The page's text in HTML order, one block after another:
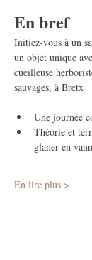
En bref
Initiez-vous à un
un objet unique
cueilleuse
sauvages, à Bretx
Une journée
Théorie et
glaner en
En lire plus >